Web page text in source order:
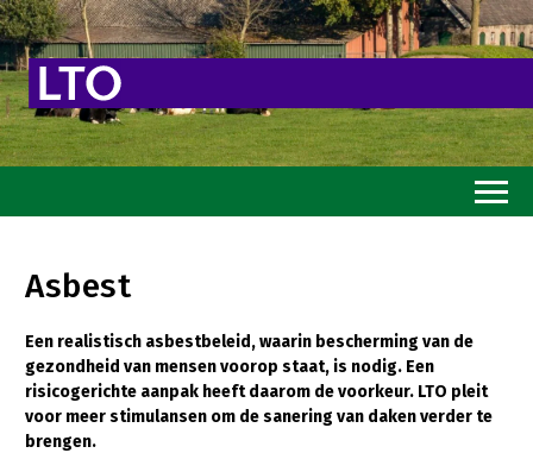
Toekomstvisie
Goed eten
Mooi groen
Sterk ondernemerschap
Asbest
Een realistisch asbestbeleid, waarin bescherming van de
gezondheid van mensen voorop staat, is nodig. Een
risicogerichte aanpak heeft daarom de voorkeur. LTO pleit
voor meer stimulansen om de sanering van daken verder te
brengen.